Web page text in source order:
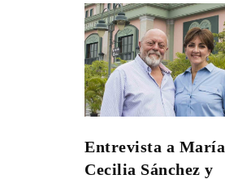
Entrevista a María
Cecilia Sánchez y